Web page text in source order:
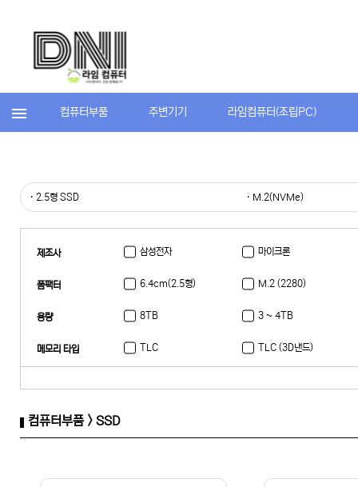
컴퓨터부품 주변기기 라임컴퓨터(조립PC)
· 2.5형 SSD · M.2(NVMe)
제조사 삼성전자 마이크론
폼팩터 6.4cm(2.5형) M.2 (2280)
용량 8TB 3 ~ 4TB
메모리 타입
TLC TLC (3D낸드)
컴퓨터부품 > SSD